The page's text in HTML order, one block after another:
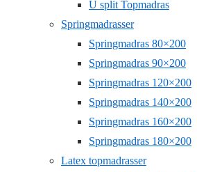
U split Topmadras
Springmadrasser
Springmadras 80×200
Springmadras 90×200
Springmadras 120×200
Springmadras 140×200
Springmadras 160×200
Springmadras 180×200
Latex topmadrasser